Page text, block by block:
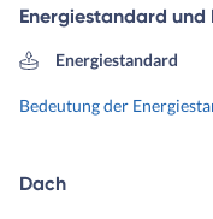
Energiestandard und
Energiestandard
Bedeutung der
Dach